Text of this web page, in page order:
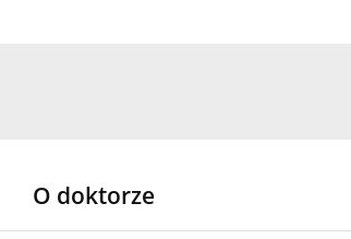
O doktorze